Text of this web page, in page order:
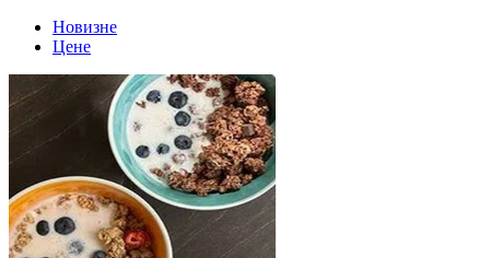
Новизне
Цене